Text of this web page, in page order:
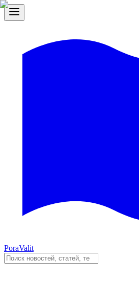
PoraValit